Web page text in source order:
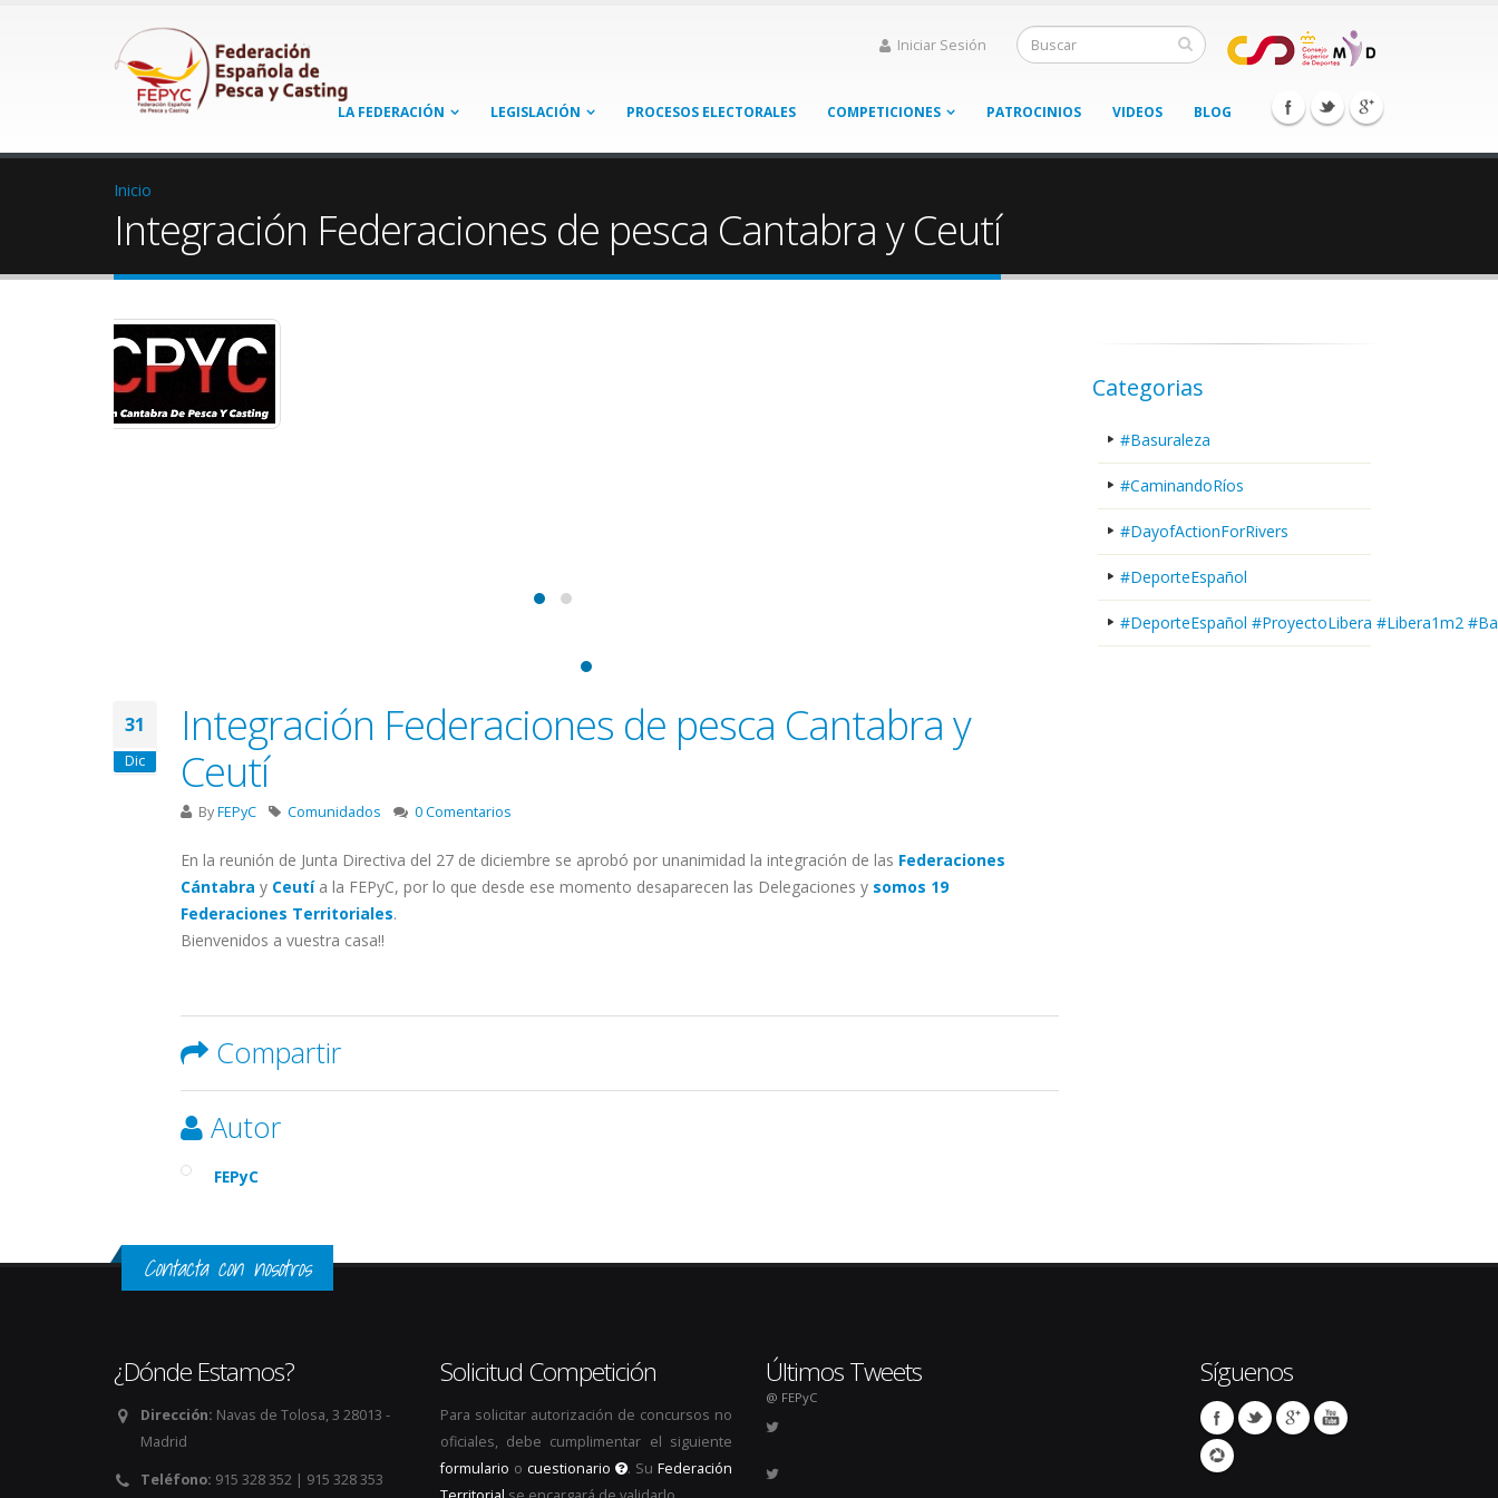
Iniciar Sesión
LA FEDERACIÓN LEGISLACIÓN PROCESOS ELECTORALES COMPETICIONES PATROCINIOS VIDEOS BLOG
Inicio
Integración Federaciones de pesca Cantabra y Ceutí
31
Dic
Integración Federaciones de pesca Cantabra y
Ceutí
ByFEPyC Comunidados 0 Comentarios
En la reunión de Junta Directiva del 27 de diciembre se aprobó por unanimidad la integración de las Federaciones
Cántabra y Ceutí a la FEPyC, por lo que desde ese momento desaparecen las Delegaciones y somos 19
Federaciones Territoriales.
Bienvenidos a vuestra casa‼️
Compartir
Autor
FEPyC
Categorias
#Basuraleza
#CaminandoRíos
#DayofActionForRivers
#DeporteEspañol
#DeporteEspañol #ProyectoLibera #Libera1m2
Contacta con nosotros
¿Dónde Estamos?
Dirección: Navas de Tolosa, 3 28013 -
Madrid
Teléfono: 915 328 352 | 915 328 353
Solicitud Competición
Para solicitar autorización de concursos no
oficiales, debe cumplimentar el siguiente
formulario o cuestionario . SuFederación
Últimos Tweets
@ FEPyC
Síguenos